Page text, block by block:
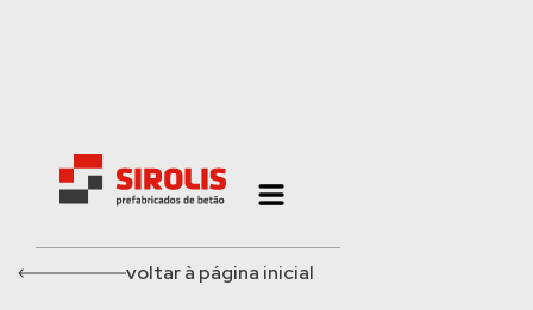
voltar à página inicial